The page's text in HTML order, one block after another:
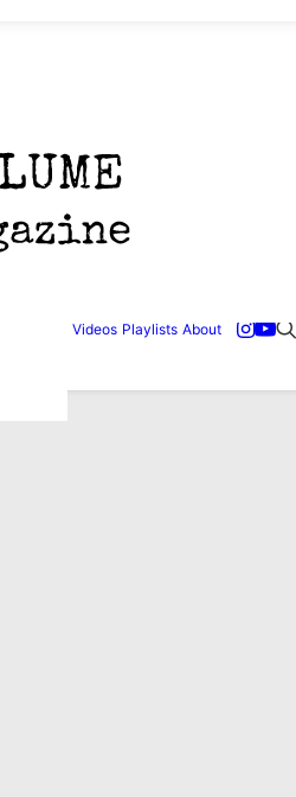
Videos Playlists About